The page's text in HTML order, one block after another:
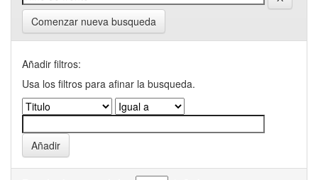
Comenzar nueva busqueda
Añadir filtros:
Usa los filtros para afinar la busqueda.